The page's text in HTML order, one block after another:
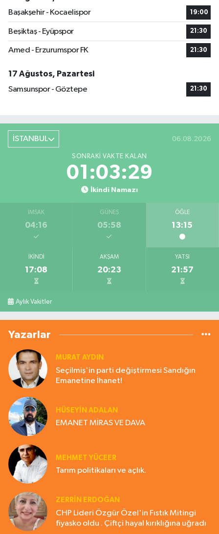
Başakşehir - Kocaelispor
19:00
Beşiktaş - Eyüpspor 21:30
Amed - Erzurumspor FK 21:30
17 Ağustos, Pazartesi
Samsunspor - Göztepe
21:30
İSTANBUL 06.08.2026
SONRAKI VAKTE KALAN
01:03:29
İkindi Namazı
İMSAK
04:16
GÜNEŞ
05:58
ÖĞLE
13:15
İKINDI
17:08
AKŞAM
20:23
YATSI
21:57
Aylık Vakitler
Yazarlar
MURAT AYDIN
Seçilmiş'in parti değiştirmesi Sandığın
Emanetine İhanet!
HÜSEYIN ADALAN
EMANET MİRAS VE DAVA
MEHMET YÜCEER
Tarım politikaları ve açlık.
ZERRIN ERDOĞAN
CHP Lideri Özgür Özel'in Fıstık Mitingi
fiyasko oldu . Çiftçi hayal kırıklığına uğradı